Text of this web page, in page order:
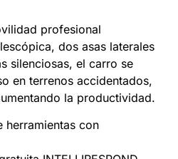
profesional
dos asas laterales
silenciosas, el carro se
en terrenos accidentados,
la productividad.
herramientas con